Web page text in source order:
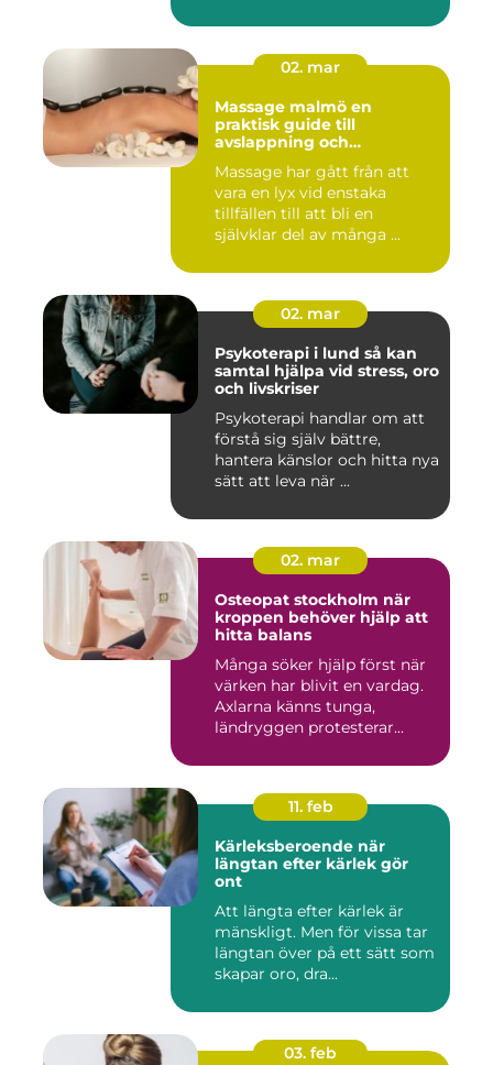
02. mar
Massage malmö en
praktisk guide till
avslappning och
Massage har gått från att
vara en lyx vid enstaka
tillfällen till att bli en
självklar del av många ...
02. mar
Psykoterapi i lund så kan
samtal hjälpa vid stress, oro
och livskriser
Psykoterapi handlar om att
förstå sig själv bättre,
hantera känslor och hitta nya
sätt att leva när ...
02. mar
Osteopat stockholm när
kroppen behöver hjälp att
hitta balans
Många söker hjälp först när
värken har blivit en vardag.
Axlarna känns tunga,
ländryggen protesterar...
11. feb
Kärleksberoende när
längtan efter kärlek gör
ont
Att längta efter kärlek är
mänskligt. Men för vissa tar
längtan över på ett sätt som
skapar oro, dra...
03. feb